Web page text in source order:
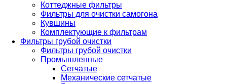
Коттеджные фильтры
Фильтры для очистки самогона
Кувшины
Комплектующие к фильтрам
Фильтры грубой очистки
Фильтры грубой очистки
Промышленные
Сетчатые
Механические сетчатые